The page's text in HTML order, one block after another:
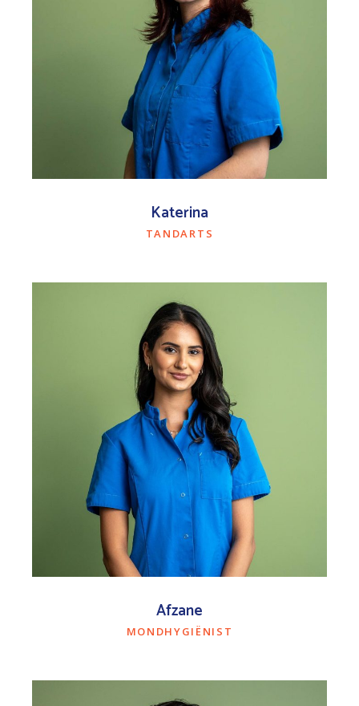
Katerina
TANDARTS
Afzane
MONDHYGIËNIST